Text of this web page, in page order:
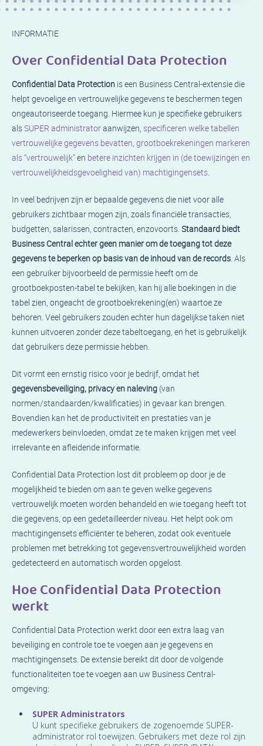
INFORMATIE
OverConfidential Data Protection
Confidential Data Protection is een Business Central-extensie die
helpt gevoelige en vertrouwelijke gegevens te beschermen tegen
ongeautoriseerde toegang. Hiermee kun je specifieke gebruikers
alsSUPER administratoraanwijzen, specificeren welke tabellen
vertrouwelijke gegevens bevatten, grootboekrekeningen markeren
als “vertrouwelijk”en betere inzichten krijgen in (de toewijzingen en
vertrouwelijkheidsgevoeligheid van) machtigingensets.
In veel bedrijven zijn er bepaalde gegevens die niet voor alle
gebruikers zichtbaar mogen zijn, zoals financiële transacties,
budgetten, salarissen, contracten, enzovoorts. Standaard biedt
Business Central echter geen manier om de toegang tot deze
gegevens te beperken op basis van de inhoud van de records. Als
een gebruiker bijvoorbeeld de permissie heeft om de
grootboekposten-tabel te bekijken, kan hij alle boekingen in die
tabel zien, ongeacht de grootboekrekening(en) waartoe ze
behoren. Veel gebruikers zouden echter hun dagelijkse taken niet
kunnen uitvoeren zonder deze tabeltoegang, en het is gebruikelijk
dat gebruikers deze permissie hebben.
Dit vormt een ernstig risico voor je bedrijf, omdat het
gegevensbeveiliging, privacy en naleving (van
normen/standaarden/kwalificaties) in gevaar kan brengen.
Bovendien kan het de productiviteit en prestaties van je
medewerkers beïnvloeden, omdat ze te maken krijgen met veel
irrelevante en afleidende informatie.
Confidential Data Protection lost dit probleem op door je de
mogelijkheid te bieden om aan te geven welke gegevens
vertrouwelijk moeten worden behandeld en wie toegang heeft tot
die gegevens, op een gedetailleerder niveau. Het helpt ook om
machtigingensets efficiënter te beheren, zodat ook eventuele
problemen met betrekking tot gegevensvertrouwelijkheid worden
gedetecteerd en automatisch worden opgelost.
Hoe Confidential Data Protection
werkt
Confidential Data Protection werkt door een extra laag van
beveiliging en controle toe te voegen aan je gegevens en
machtigingensets. De extensie bereikt dit door de volgende
functionaliteiten toe te voegen aan uw Business Central-
omgeving:
SUPER Administrators
U kunt specifieke gebruikers de zogenoemde SUPER-
administrator rol toewijzen. Gebruikers met deze rol zijn